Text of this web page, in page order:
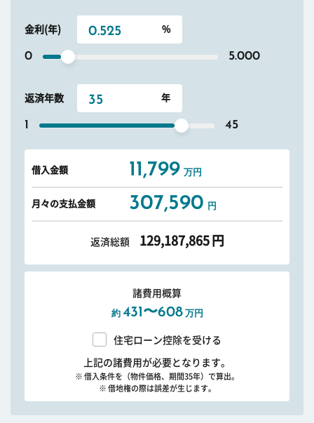
金利(年)
0 5.000
返済年数
1 45
借入金額 11,799 万円
月々の支払金額 307,590 円
返済総額 129,187,865 円
諸費用概算
約 431〜608 万円
住宅ローン控除を受ける
上記の諸費用が必要となります。
※ 借入条件を（物件価格、期間35年）で算出。
※ 借地権の際は誤差が生じます。